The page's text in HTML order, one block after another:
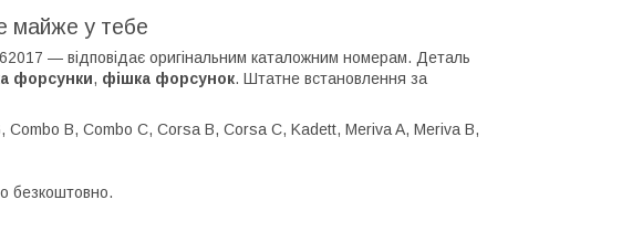
майже у тебе
— відповідає оригінальним каталожним номерам. Деталь
форсунки, фішка форсунок. Штатне встановлення за
Combo B, Combo C, Corsa B, Corsa C, Kadett, Meriva A, Meriva B,
безкоштовно.